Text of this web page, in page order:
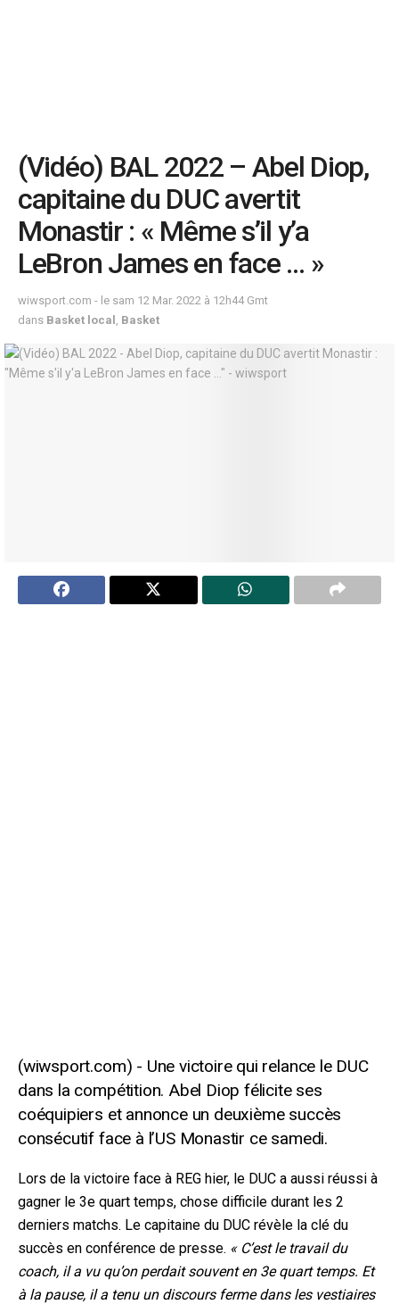
(Vidéo) BAL 2022 – Abel Diop,
capitaine du DUC avertit
Monastir : « Même s’il y’a
LeBron James en face … »
wiwsport.com - le sam 12 Mar. 2022 à 12h44 Gmt
dans Basket local , Basket
Une victoire qui relance le DUC
dans la compétition. Abel Diop félicite ses
coéquipiers et annonce un deuxième succès
consécutif face à l’US Monastir ce samedi.
Lors de la victoire face à REG hier, le DUC a aussi réussi à
gagner le 3e quart temps, chose difficile durant les 2
derniers matchs. Le capitaine du DUC révèle la clé du
succès en conférence de presse. « C’est le travail du
coach, il a vu qu’on perdait souvent en 3e quart temps. Et
à la pause, il a tenu un discours ferme dans les vestiaires